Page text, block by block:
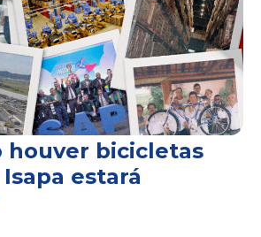
houver bicicletas
estará